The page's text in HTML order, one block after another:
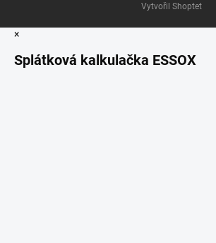
Vytvořil Shoptet
×
Splátková kalkulačka ESSOX